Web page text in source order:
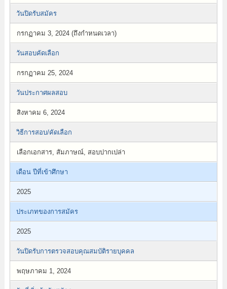
วันปิดรับสมัคร
กรกฏาคม 3, 2024 (ถึงกำหนดเวลา)
วันสอบคัดเลือก
กรกฏาคม 25, 2024
วันประกาศผลสอบ
สิงหาคม 6, 2024
วิธีการสอบ/คัดเลือก
เลือกเอกสาร, สัมภาษณ์, สอบปากเปล่า
เดือน ปีที่เข้าศึกษา
2025
ประเภทของการสมัคร
2025
วันปิดรับการตรวจสอบคุณสมบัติรายบุคคล
พฤษภาคม 1, 2024